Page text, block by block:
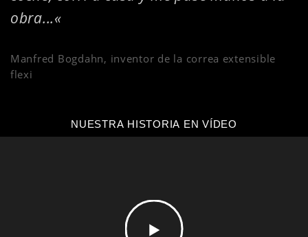
obra...«
Manfred Bogdahn, inventor de la correa extensible
flexi
NUESTRA HISTORIA EN VÍDEO